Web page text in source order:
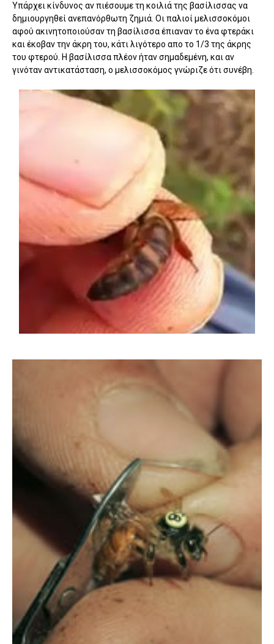
Υπάρχει κίνδυνος αν πιέσουμε τη κοιλιά της βασίλισσας να
δημιουργηθεί ανεπανόρθωτη ζημιά. Οι παλιοί μελισσοκόμοι
αφού ακινητοποιούσαν τη βασίλισσα έπιαναν το ένα φτεράκι
και έκοβαν την άκρη του, κάτι λιγότερο απο το 1/3 της άκρης
του φτερού. Η βασίλισσα πλέον ήταν σημαδεμένη, και αν
γινόταν αντικατάσταση, ο μελισσοκόμος γνώριζε ότι συνέβη.